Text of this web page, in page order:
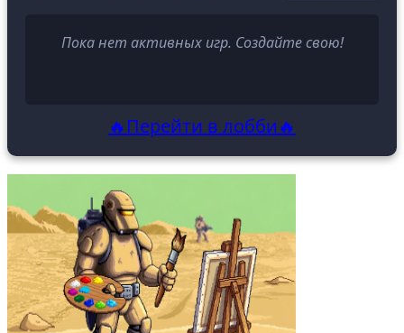
Пока нет активных игр. Создайте свою!
🔥Перейти в лобби🔥